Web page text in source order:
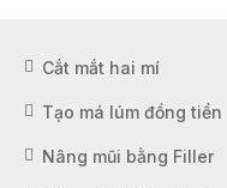
Cắt mắt hai mí
Tạo má lúm đồng tiền
Nâng mũi bằng Filler